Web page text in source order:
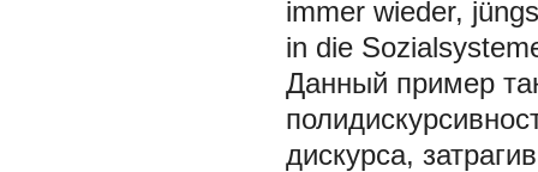
immer wieder,
in die
Данный пример
дискурса,